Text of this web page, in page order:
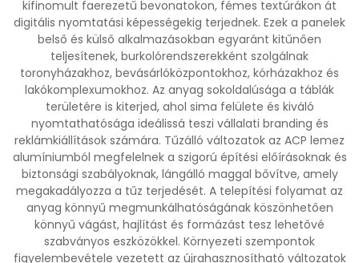
kifinomult faerezetű bevonatokon, fémes textúrákon át
digitális nyomtatási képességekig terjednek. Ezek a panelek
belső és külső alkalmazásokban egyaránt kitűnően
teljesítenek, burkolórendszerekként szolgálnak
toronyházakhoz, bevásárlóközpontokhoz, kórházakhoz és
lakókomplexumokhoz. Az anyag sokoldalúsága a táblák
területére is kiterjed, ahol sima felülete és kiváló
nyomtathatósága ideálissá teszi vállalati branding és
reklámkiállítások számára. Tűzálló változatok az ACP lemez
alumíniumból megfelelnek a szigorú építési előírásoknak és
biztonsági szabályoknak, lángálló maggal bővítve, amely
megakadályozza a tűz terjedését. A telepítési folyamat az
anyag könnyű megmunkálhatóságának köszönhetően
könnyű vágást, hajlítást és formázást tesz lehetővé
szabványos eszközökkel. Környezeti szempontok
figyelembevétele vezetett az újrahasznosítható változatok